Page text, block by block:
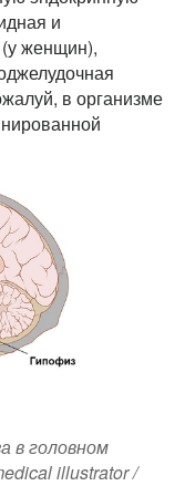
и
женщин),
в организме
в головном
illustrator /